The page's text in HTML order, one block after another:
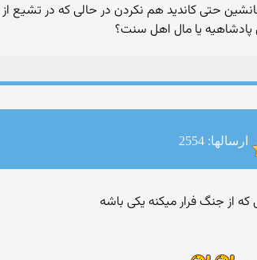
حتی کاندید هم نکردن در حالی که در تشیع از
پادشاهیه یا مال اهل سنت؟
ارسالها: 2554